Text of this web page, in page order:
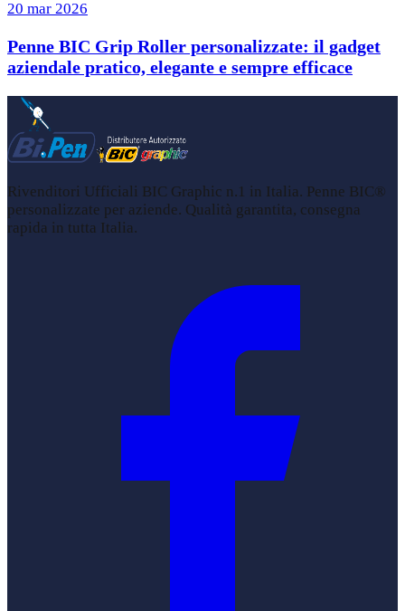
20 mar 2026
Penne BIC Grip Roller personalizzate: il gadget
aziendale pratico, elegante e sempre efficace
Rivenditori Ufficiali BIC Graphic n.1 in Italia. Penne BIC®
personalizzate per aziende. Qualità garantita, consegna
rapida in tutta Italia.